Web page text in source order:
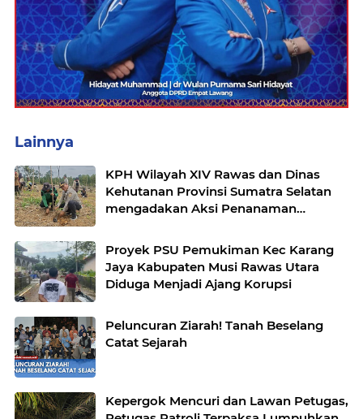
Lainnya
KPH Wilayah XIV Rawas dan Dinas
Kehutanan Provinsi Sumatra Selatan
mengadakan Aksi Penanaman
Proyek PSU Pemukiman Kec Karang
Jaya Kabupaten Musi Rawas Utara
Diduga Menjadi Ajang Korupsi
Peluncuran Ziarah! Tanah Beselang
Catat Sejarah
Kepergok Mencuri dan Lawan Petugas,